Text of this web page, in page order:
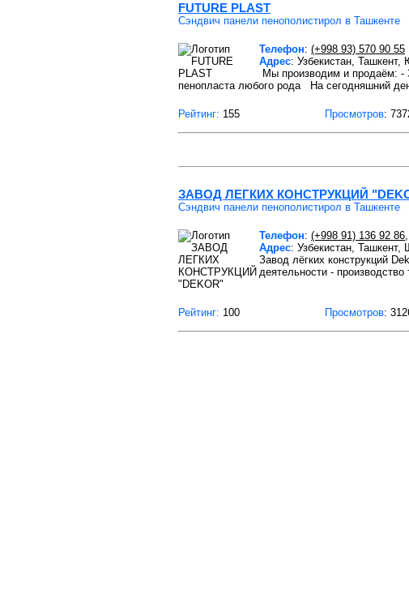
FUTURE PLAST
Сэндвич панели пенополистирол в Ташкенте
Телефон: (+998 93) 570 90 55
Адрес: Узбекистан,
Мы производим и продаём: -
пенопласта любого рода На сегодняшний
Рейтинг: 155 Просмотров:
ЗАВОД ЛЕГКИХ КОНСТРУКЦИЙ
Сэндвич панели пенополистирол в Ташкенте
Телефон: (+998 91) 136 92 86,
Адрес: Узбекистан,
Завод лёгких конструкций
деятельности - производство
Рейтинг: 100 Просмотров: